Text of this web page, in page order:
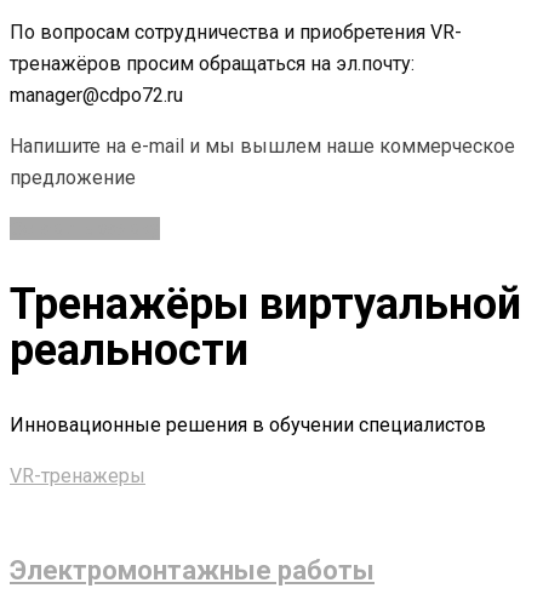
По вопросам сотрудничества и приобретения VR-
тренажёров просим обращаться на эл.почту:
manager@cdpo72.ru
Напишите на e-mail и мы вышлем наше коммерческое
предложение
Тренажёры виртуальной
реальности
Инновационные решения в обучении специалистов
VR-тренажеры
Электромонтажные работы